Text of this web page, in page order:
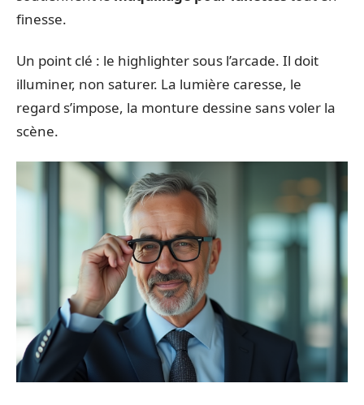
finesse.
Un point clé : le highlighter sous l’arcade. Il doit
illuminer, non saturer. La lumière caresse, le
regard s’impose, la monture dessine sans voler la
scène.